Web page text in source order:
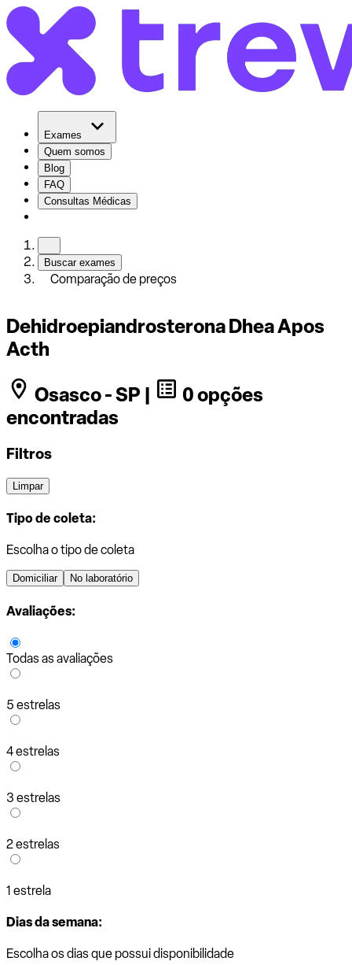
Exames
Quem somos
Blog
FAQ
Consultas Médicas
Buscar exames
Comparação de preços
Dehidroepiandrosterona Dhea Apos
Acth
Osasco - SP |
0 opções
encontradas
Filtros
Limpar
Tipo de coleta:
Escolha o tipo de coleta
Domiciliar No laboratório
Avaliações:
Todas as avaliações
5 estrelas
4 estrelas
3 estrelas
2 estrelas
1 estrela
Dias da semana:
Escolha os dias que possui disponibilidade